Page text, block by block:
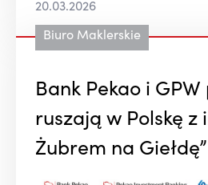
20.03.2026
Biuro Maklerskie
Bank Pekao i
ruszają w Polskę z
Żubrem na Giełdę”